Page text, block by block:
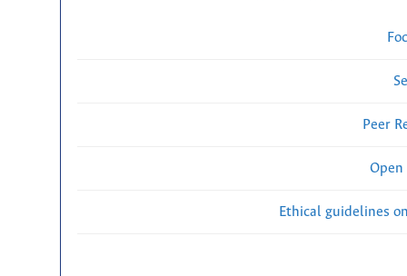
Peer
Open
Ethical guidelines